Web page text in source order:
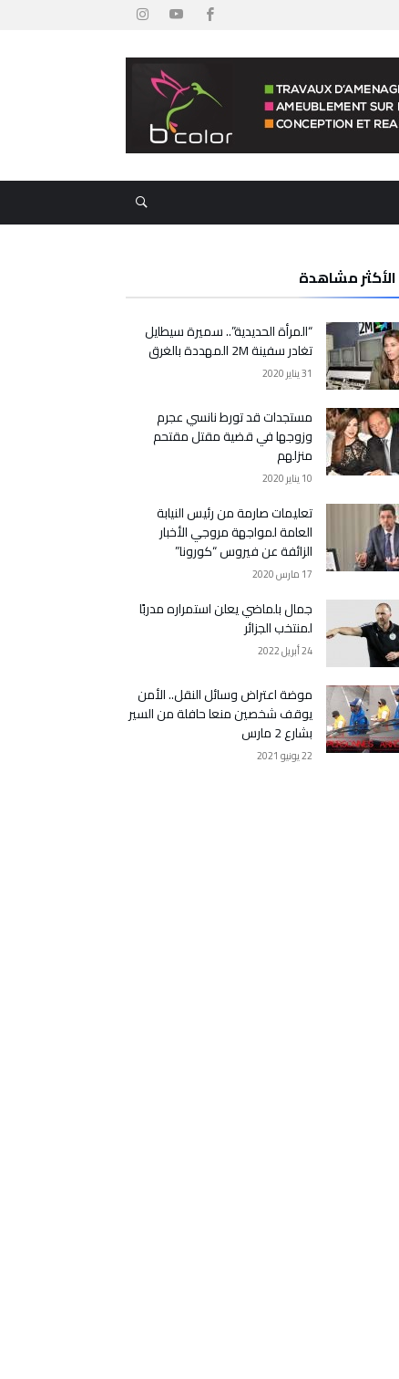
الأكثر مشاهدة
“المرأة الحديدية”.. سميرة سيطايل
تغادر سفينة 2M المهددة بالغرق
31 يناير 2020
مستجدات قد تورط نانسي عجرم
وزوجها في قضية مقتل مقتحم
منزلهم
10 يناير 2020
تعليمات صارمة من رئيس النيابة
العامة لمواجهة مروجي الأخبار
الزائفة عن فيروس “كورونا”
17 مارس 2020
جمال بلماضي يعلن استمراره مدربًا
لمنتخب الجزائر
24 أبريل 2022
موضة اعتراض وسائل النقل.. الأمن
يوقف شخصين منعا حافلة من السير
بشارع 2 مارس
22 يونيو 2021